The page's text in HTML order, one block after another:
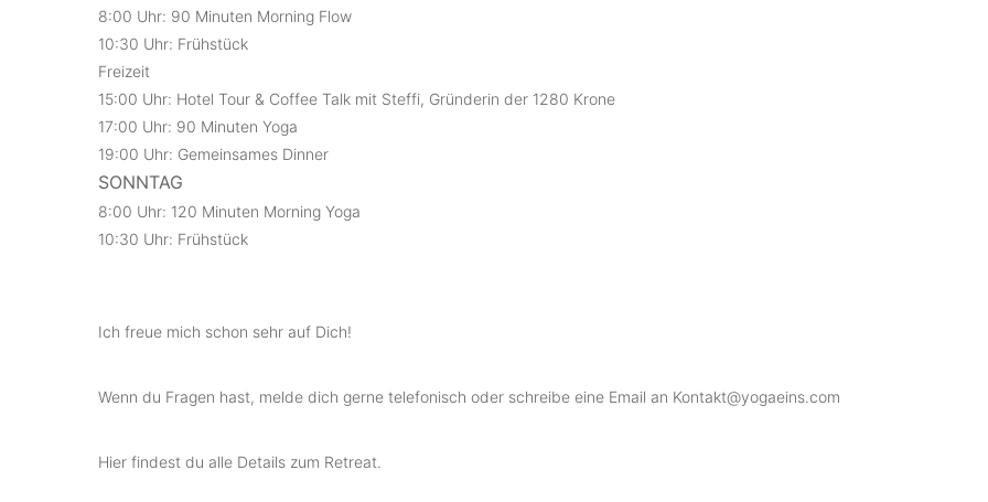
8:00 Uhr: 90 Minuten Morning Flow
10:30 Uhr: Frühstück
Freizeit
15:00 Uhr: Hotel Tour & Coffee Talk mit Steffi, Gründerin der 1280 Krone
17:00 Uhr: 90 Minuten Yoga
19:00 Uhr: Gemeinsames Dinner
SONNTAG
8:00 Uhr: 120 Minuten Morning Yoga
10:30 Uhr: Frühstück
Ich freue mich schon sehr auf Dich!
Wenn du Fragen hast, melde dich gerne telefonisch oder schreibe eine Email an Kontakt@yogaeins.com
Hier findest du alle Details zum Retreat.